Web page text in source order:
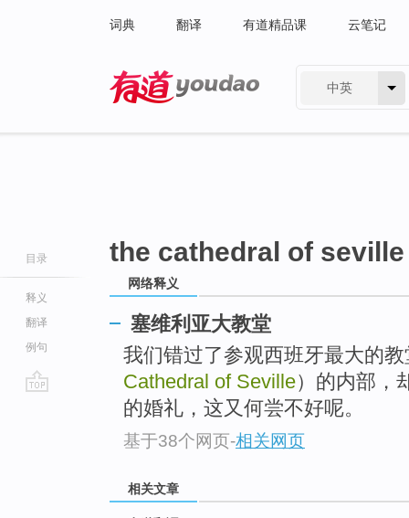
词典 翻译 有道精品课 云笔记
中英
目录
释义
翻译
例句
the cathedral of seville
网络释义
塞维利亚大教堂
我们错过了参观西班牙最大的
Cathedral of Seville）的内部，
的婚礼，这又何尝不好呢。
基于38个网页-相关网页
相关文章